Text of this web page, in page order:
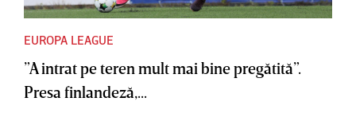
EUROPA LEAGUE
”A intrat pe teren mult mai bine pregătită”.
Presa finlandeză,...